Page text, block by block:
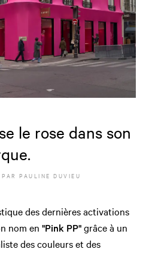
le rose dans son
PARPAULINE DUVIEU
des dernières activations
nom en"Pink PP"grâce à un
des couleurs et des